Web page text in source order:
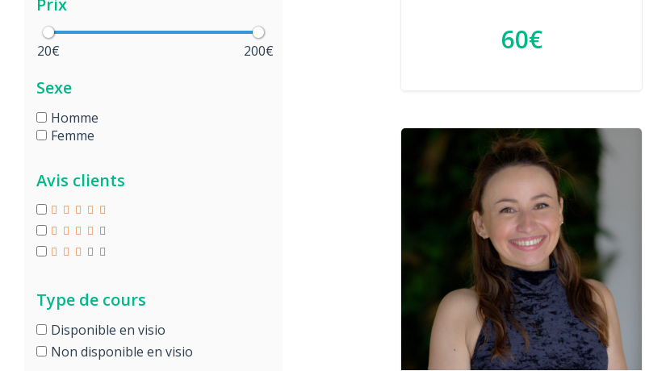
20€ 200€
Sexe
Homme
Femme
Avis clients
Type de cours
Disponible en visio
Non disponible en visio
60€